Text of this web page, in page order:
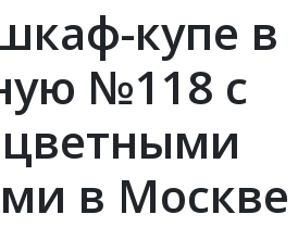
купе в
№118 с
в Москве